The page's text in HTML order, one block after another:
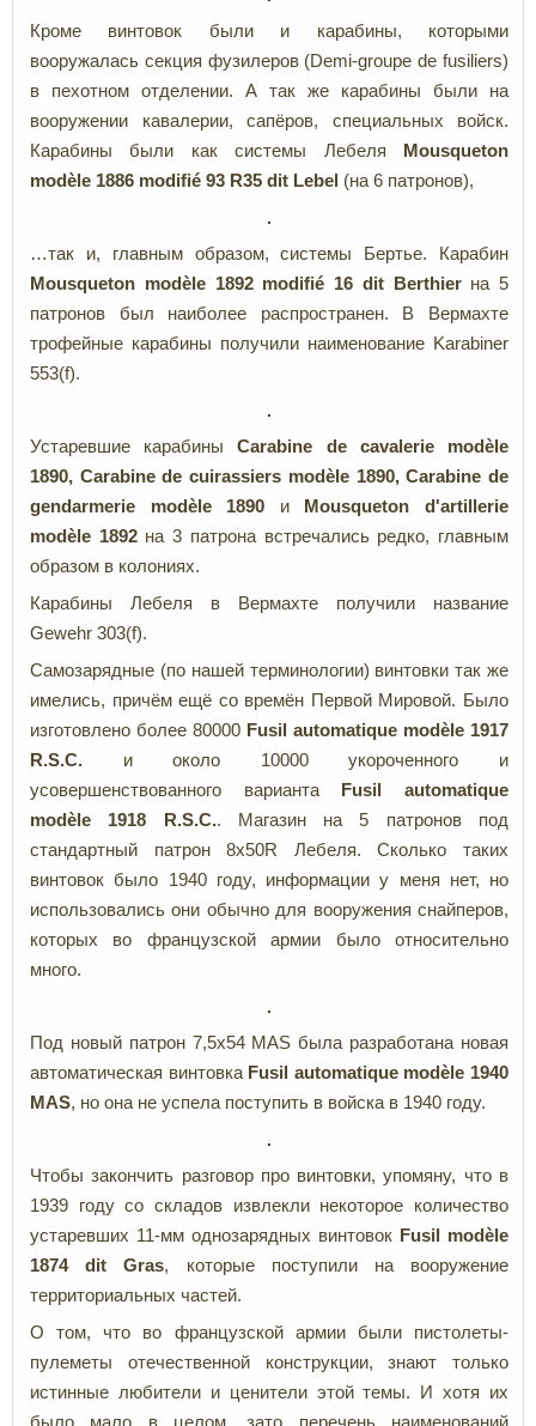
Кроме винтовок были и карабины, которыми
вооружалась секция фузилеров (Demi-groupe de fusiliers)
в пехотном отделении. А так же карабины были на
вооружении кавалерии, сапёров, специальных войск.
Карабины были как системы Лебеля
Mousqueton
modèle 1886 modifié 93 R35 dit Lebel (на 6 патронов),
…так и, главным образом, системы Бертье. Карабин
Mousqueton modèle 1892 modifié 16 dit Berthier на 5
патронов был наиболее распространен. В Вермахте
трофейные карабины получили наименование Karabiner
553(f).
Устаревшие карабиныCarabine de cavalerie
modèle
1890, Carabinedecuirassiers modèle 1890,Carabinede
gendarmerie
modèle 1890 и Mousqueton d'artillerie
modèle 1892 на 3 патрона встречались редко, главным
образом в колониях.
Карабины Лебеля в Вермахте получили название
Gewehr 303(f).
Самозарядные (по нашей терминологии) винтовки так же
имелись, причём ещё со времён Первой Мировой. Было
изготовлено более 80000 Fusil automatique modèle 1917
R.S.C. и около 10000
укороченного и
усовершенствованного варианта
Fusilautomatique
modèle 1918
R.S.C.. Магазин на 5 патронов под
стандартный патрон 8x50R Лебеля. Сколько таких
винтовок было 1940 году, информации у меня нет, но
использовались они обычно для вооружения снайперов,
которых во французской армии было относительно
много.
Под новый патрон 7,5x54 MAS была разработана новая
автоматическая винтовка Fusil automatique modèle 1940
MAS, но она не успела поступить в войска в 1940 году.
Чтобы закончить разговор про винтовки, упомяну, что в
1939 году со складов извлекли некоторое количество
устаревших 11-мм однозарядных винтовок Fusil
modèle
1874 dit Gras, которые поступили на вооружение
территориальных частей.
О том, что во французской армии были пистолеты-
пулеметы отечественной конструкции, знают только
истинные любители и ценители этой темы. И хотя их